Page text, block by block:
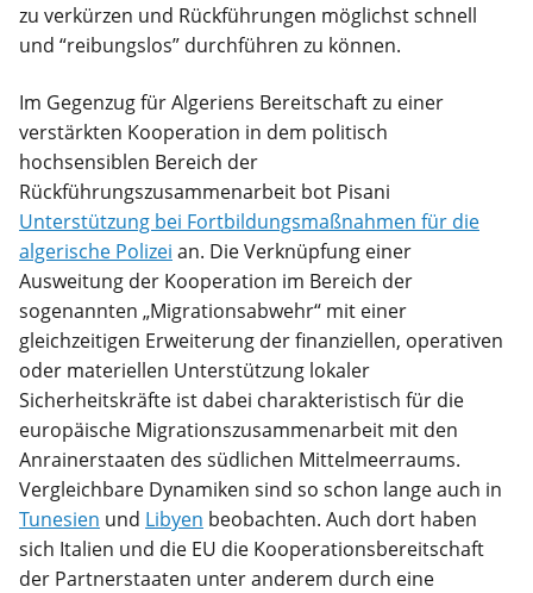
zu verkürzen und Rückführungen möglichst schnell
und “reibungslos” durchführen zu können.
Im Gegenzug für Algeriens Bereitschaft zu einer
verstärkten Kooperation in dem politisch
hochsensiblen Bereich der
Rückführungszusammenarbeit bot Pisani
Unterstützung bei Fortbildungsmaßnahmen für die
algerische Polizei an. Die Verknüpfung einer
Ausweitung der Kooperation im Bereich der
sogenannten „Migrationsabwehr“ mit einer
gleichzeitigen Erweiterung der finanziellen, operativen
oder materiellen Unterstützung lokaler
Sicherheitskräfte ist dabei charakteristisch für die
europäische Migrationszusammenarbeit mit den
Anrainerstaaten des südlichen Mittelmeerraums.
Vergleichbare Dynamiken sind so schon lange auch in
Tunesien und Libyen beobachten. Auch dort haben
sich Italien und die EU die Kooperationsbereitschaft
der Partnerstaaten unter anderem durch eine